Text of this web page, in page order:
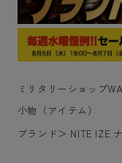
ミリタリーショップ
小物（アイテム）
ブランド＞ NITE IZE